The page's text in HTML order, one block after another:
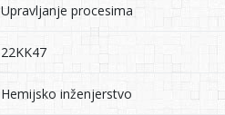
Upravljanje procesima
22KK47
Hemijsko inženjerstvo